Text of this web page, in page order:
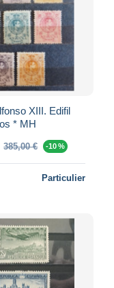
XIII. Edifil
* MH
385,00 € -10 %
Particulier